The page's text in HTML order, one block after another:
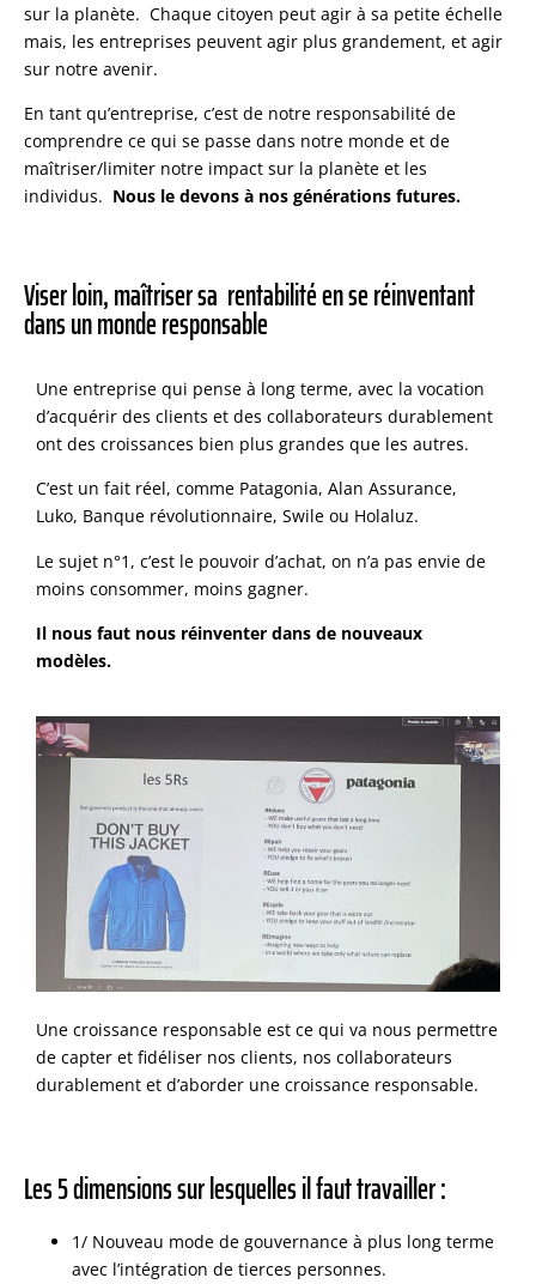
sur la planète. Chaque citoyen peut agir à sa petite échelle
mais, les entreprises peuvent agir plus grandement, et agir
sur notre avenir.
En tant qu’entreprise, c’est de notre responsabilité de
comprendre ce qui se passe dans notre monde et de
maîtriser/limiter notre impact sur la planète et les
individus. Nous le devons à nos générations futures.
Viser loin, maîtriser sa rentabilité en se réinventant
dans un monde responsable
Une entreprise qui pense à long terme, avec la vocation
d’acquérir des clients et des collaborateurs durablement
ont des croissances bien plus grandes que les autres.
C’est un fait réel, comme Patagonia, Alan Assurance,
Luko, Banque révolutionnaire, Swile ou Holaluz.
Le sujet n°1, c’est le pouvoir d’achat, on n’a pas envie de
moins consommer, moins gagner.
Il nous faut nous réinventer dans de nouveaux
modèles.
Une croissance responsable est ce qui va nous permettre
de capter et fidéliser nos clients, nos collaborateurs
durablement et d’aborder une croissance responsable.
Les 5 dimensions sur lesquelles il faut travailler :
1/ Nouveau mode de gouvernance à plus long terme
avec l’intégration de tierces personnes.